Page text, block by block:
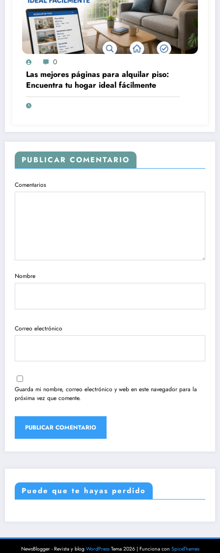
0
Las mejores páginas para alquilar piso:
Encuentra tu hogar ideal fácilmente
PUBLICAR COMENTARIO
Comentarios
Nombre
Correo electrónico
Guarda mi nombre, correo electrónico y web en este navegador para la
próxima vez que comente.
Puede que te hayas perdido
NewsBlogger - Revista y blog WordPressTema 2026 | Funciona con SpiceThemes